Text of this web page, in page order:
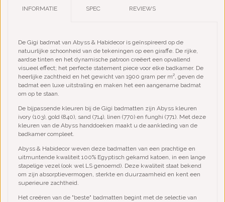
INFORMATIE SPEC REVIEWS
De Gigi badmat van Abyss & Habidecor is geïnspireerd op de
natuurlijke schoonheid van de tekeningen op een giraffe. De rijke,
aardse tinten en het dynamische patroon creëert een opvallend
visueel effect; het perfecte statement piece voor elke badkamer. De
heerlijke zachtheid en het gewicht van 1900 gram per m², geven de
badmat een luxe uitstraling en maken het een aangename badmat
om op te staan.
De bijpassende kleuren bij de Gigi badmatten zijn Abyss kleuren
ivory (103), gold (840), sand (714), linen (770) en funghi (771). Met deze
kleuren van de Abyss handdoeken maakt u de aankleding van de
badkamer compleet.
Abyss & Habidecor weven deze badmatten van een prachtige en
uitmuntende kwaliteit 100% Egyptisch gekamd katoen, in een lange
stapelige vezel (ook wel LS genoemd). Deze kwaliteit staat bekend
om zijn absorptievermogen, sterkte en duurzaamheid en kent een
superieure zachtheid.
Het creëren van de "beste" badmatten begint met de selectie van